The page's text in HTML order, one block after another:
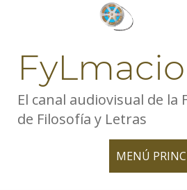
El canal audiovisual de la
de Filosofía y Letras
MENÚ